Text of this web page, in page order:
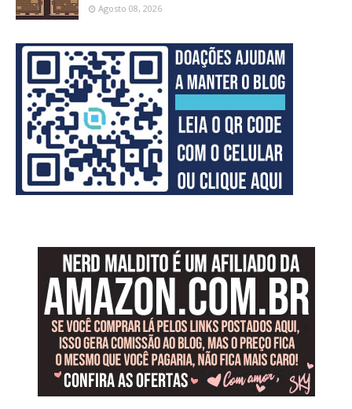
Agosto 08, 2026